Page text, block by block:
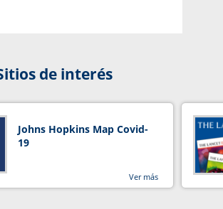
de interés
Johns Hopkins Map Covid-
19
Ver más